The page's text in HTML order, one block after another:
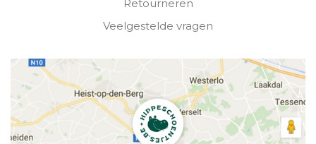
Retourneren
Veelgestelde vragen